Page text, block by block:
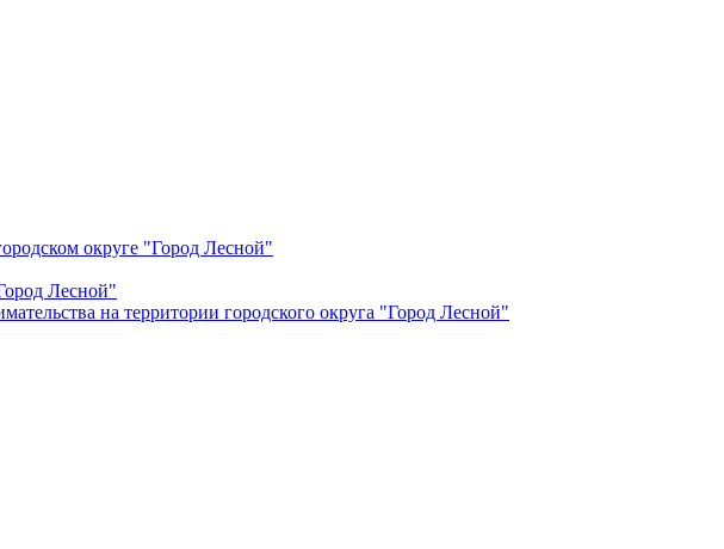
округе "Город Лесной"
Лесной"
на территории городского округа "Город Лесной"